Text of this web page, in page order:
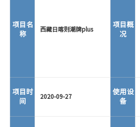
项目名
称
西藏日喀则潮牌plus
项目概
况
项目时
间
2020-09-27
使用设
备